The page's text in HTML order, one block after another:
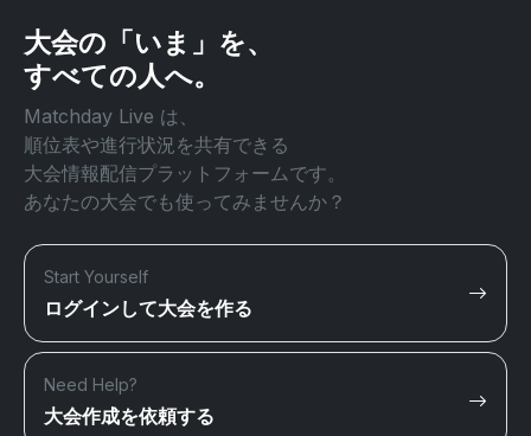
大会の「いま」を、
すべての人へ。
Matchday Live は、
順位表や進行状況を共有できる
大会情報配信プラットフォームです。
あなたの大会でも使ってみませんか？
Start Yourself
ログインして大会を作る
Need Help?
大会作成を依頼する